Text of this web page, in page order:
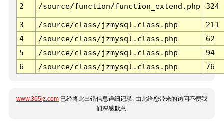
2 /source/function/function_extend.php 324
3 /source/class/jzmysql.class.php
211
4
/source/class/jzmysql.class.php
62
5
/source/class/jzmysql.class.php
94
6
/source/class/jzmysql.class.php 76
www.365jz.com 已经将此出错信息详细记录, 由此给您带来的访问不便我
们深感歉意.